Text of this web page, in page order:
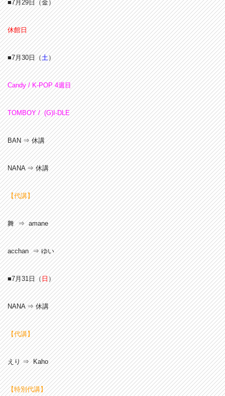
■7月29日（金）
休館日
■7月30日（土）
Candy / K-POP 4週目
TOMBOY / (G)I-DLE
BAN ⇒ 休講
NANA ⇒ 休講
【代講】
舞 ⇒ amane
acchan ⇒ ゆい
■7月31日（日）
NANA ⇒ 休講
【代講】
えり ⇒ Kaho
【特別代講】